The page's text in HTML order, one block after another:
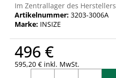
Im Zentrallager des Herstellers
Artikelnummer: 3203-3006A
Marke: INSIZE
496 €
595,20 € inkl. MwSt.